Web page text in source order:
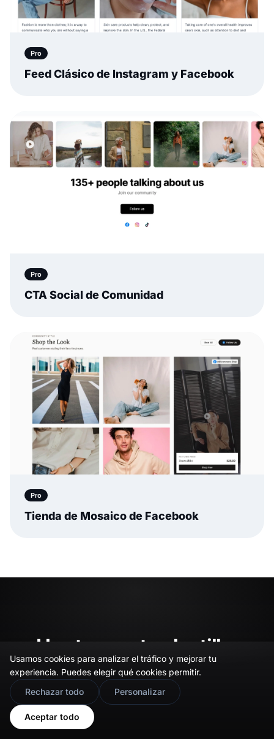
Pro
Feed Clásico de Instagram y Facebook
Pro
CTA Social de Comunidad
Pro
Tienda de Mosaico de Facebook
Haz tuya esta plantilla.
Personalízala en EmbedSocial e incrústala en tu
sitio web en minutos, sin necesidad de código.
Usamos cookies para analizar el tráfico y mejorar tu
experiencia. Puedes elegir qué cookies permitir.
Rechazar todo
Personalizar
Aceptar todo
🇬🇧 Would you prefer this site in English?
View in English